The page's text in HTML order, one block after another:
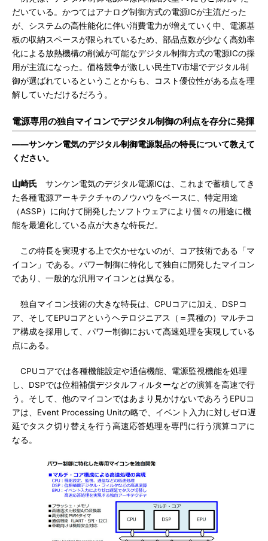
だいている。かつてはアナログ制御方式の電源ICが主流だった
が、システムの高性能化に伴い消費電力が増えていく中、電源基
板の収納スペースが限られているため、部品点数が少なく高効率
化による放熱機構の削減が可能なデジタル制御方式の電源ICの採
用が主流になった。価格競争が激しい民生TV市場でデジタル制
御が選ばれているということからも、コスト優位性がある点を理
解していただけるだろう。
電源専用の独自マイコンでデジタル制御の利点を存分に発揮
――サンケン電気のデジタル制御電源製品の特長について教えて
ください。
山崎氏 サンケン電気のデジタル電源ICは、これまで蓄積してき
た各種電源アーキテクチャのノウハウをベースに、特定用途
（ASSP）に向けて開発したソフトウェアにより個々の用途に機
能を最適化している点が大きな特長だ。
この特長を実現する上で欠かせないのが、コア技術である「マ
イコン」である。パワー制御に特化して独自に開発したマイコン
であり、一般的な汎用マイコンとは異なる。
独自マイコン技術の大きな特長は、CPUコアに加え、DSPコ
ア、そしてEPUコアというヘテロジニアス（＝異種の）マルチコ
ア構成を採用して、パワー制御において高速処理を実現している
点にある。
CPUコアでは各種機能設定や通信機能、電源監視機能を処理
し、DSPでは位相補償デジタルフィルターなどの演算を高速で行
う。そして、他のマイコンではあまり見かけないであろうEPUコ
アは、Event Processing Unitの略で、イベント入力に対しゼロ遅
延でタスク切り替えを行う高速応答処理を専門に行う演算コアに
なる。